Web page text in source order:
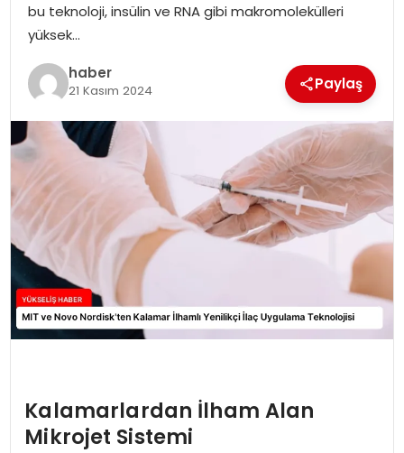
bu teknoloji, insülin ve RNA gibi makromolekülleri
yüksek…
haber
21 Kasım 2024 Paylaş
Kalamarlardan İlham Alan
Mikrojet Sistemi